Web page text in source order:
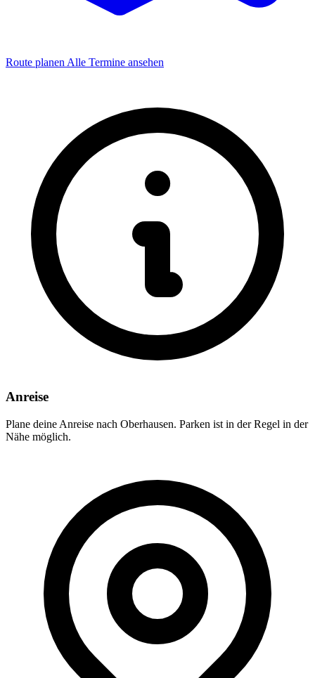
Route planenAlle Termine ansehen
Anreise
Plane deine Anreise nach Oberhausen. Parken ist in der Regel in der
Nähe möglich.